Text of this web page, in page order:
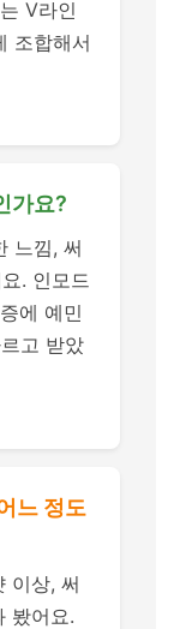
V라인
조합해서
가요?
느낌, 써
. 인모드
에 예민
고 받았
느 정도
이상, 써
봤어요.